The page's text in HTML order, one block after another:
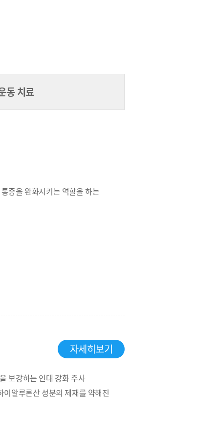
동 치료
증을 완화시키는 역할을 하는
자세히보기
보강하는 인대 강화 주사
알루론산 성분의 제재를 약해진